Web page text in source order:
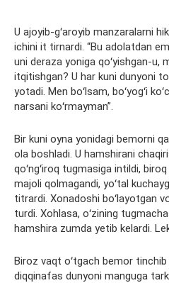
U ajoyib-gʻaroyib manzaralarni
ichini it tirnardi. “Bu adolatdan
uni deraza yoniga qoʻyishgan-u,
itqitishgan? U har kuni dunyoni
yotadi. Men boʻlsam, boʻyogʻi
narsani koʻrmayman”.
Bir kuni oyna yonidagi bemorni
ola boshladi. U hamshirani
qoʻngʻiroq tugmasiga intildi,
majoli qolmagandi, yoʻtal
titrardi. Xonadoshi boʻlayotgan
turdi. Xohlasa, oʻzining
hamshira zumda yetib kelardi.
Biroz vaqt oʻtgach bemor tinchib
diqqinafas dunyoni manguga